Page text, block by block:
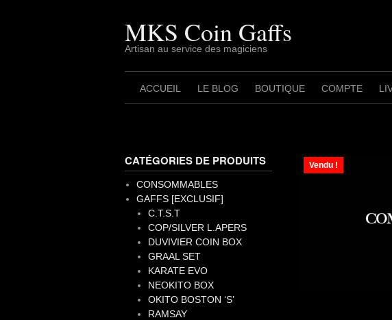
MKS Coin Gaffs
Artisan au service des magiciens
ACCUEIL LE BLOG BOUTIQUE COMPTE
Vendu !
CATÉGORIES DE PRODUITS
CONSOMMABLES
GAFFS [EXCLUSIF]
C.T.S.T
COP/SILVER L.APERS
DUVIVIER COIN BOX
GRAAL SET
KARATE EVO
NEOKITO BOX
OKITO BOSTON ‘S’
RAMSAY